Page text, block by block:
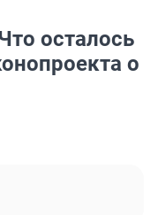
осталось
о